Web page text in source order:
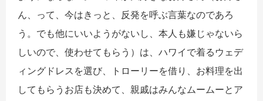
ん、って、今はきっと、反発を呼ぶ言葉なのであろ
う。でも他にいいようがないし、本人も嫌じゃないら
しいので、使わせてもらう）は、ハワイで着るウェデ
ィングドレスを選び、トローリーを借り、お料理を出
してもらうお店も決めて、親戚はみんなムームーとア